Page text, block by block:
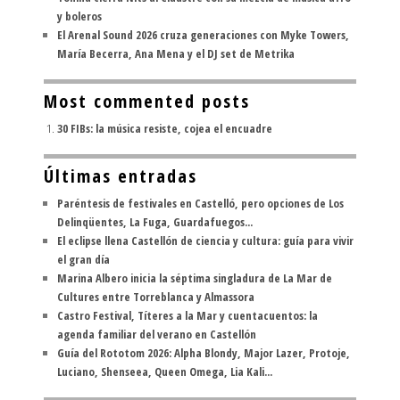
y boleros
El Arenal Sound 2026 cruza generaciones con Myke Towers,
María Becerra, Ana Mena y el DJ set de Metrika
Most commented posts
30 FIBs: la música resiste, cojea el encuadre
Últimas entradas
Paréntesis de festivales en Castelló, pero opciones de Los
Delinqüentes, La Fuga, Guardafuegos...
El eclipse llena Castellón de ciencia y cultura: guía para vivir
el gran día
Marina Albero inicia la séptima singladura de La Mar de
Cultures entre Torreblanca y Almassora
Castro Festival, Títeres a la Mar y cuentacuentos: la
agenda familiar del verano en Castellón
Guía del Rototom 2026: Alpha Blondy, Major Lazer, Protoje,
Luciano, Shenseea, Queen Omega, Lia Kali...